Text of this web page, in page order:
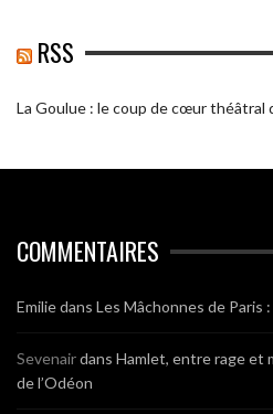
RSS
La Goulue : le coup de cœur théâtral
COMMENTAIRES
Emiliedans Les Mâchonnes de Paris
Sevenairdans Hamlet, entre rage et
de l’Odéon